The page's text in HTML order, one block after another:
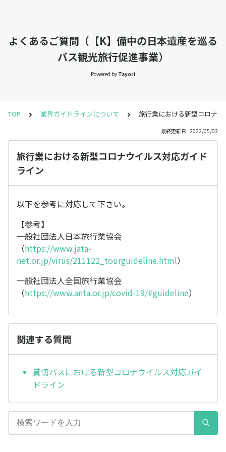
よくあるご質問（【K】備中の日本遺産を巡る
バス観光旅行促進事業）
Powered by Tayori
TOP 業界ガイドラインについて 旅行業における新型コロナ
最終更新日 : 2022/05/02
旅行業における新型コロナウイルス対応ガイド
ライン
以下を参考に対応して下さい。
【参考】
一般社団法人日本旅行業協会
（https://www.jata-
net.or.jp/virus/211122_tourguideline.html）
一般社団法人全国旅行業協会
（https://www.anta.or.jp/covid-19/#guideline）
関連する質問
貸切バスにおける新型コロナウイルス対応ガイ
ドライン